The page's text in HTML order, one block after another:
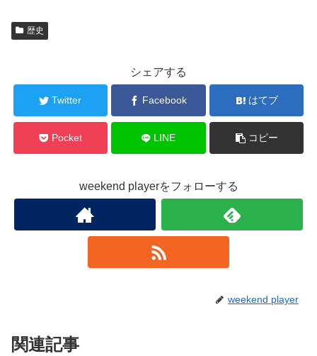
歴史
シェアする
Twitter Facebook はてブ
Pocket LINE コピー
weekend playerをフォローする
weekend player
関連記事